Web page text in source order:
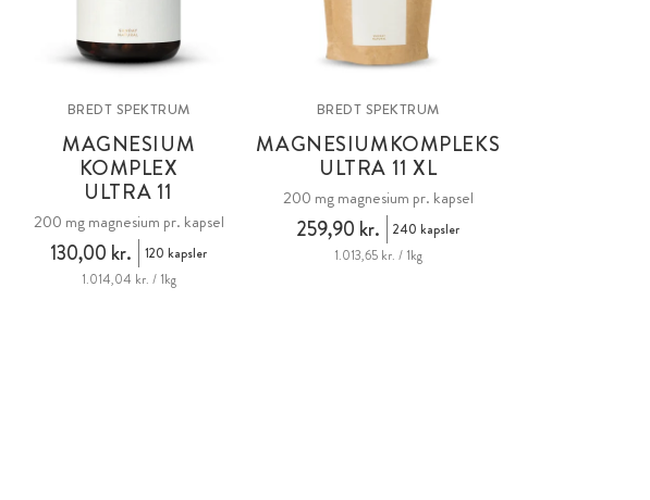
BREDT SPEKTRUM
MAGNESIUM
KOMPLEX
ULTRA 11
200 mg magnesium pr. kapsel
130,00 kr.
120 kapsler
1.014,04 kr. / 1kg
BREDT SPEKTRUM
MAGNESIUMKOMPLEKS
ULTRA 11 XL
200 mg magnesium pr. kapsel
259,90 kr.
240 kapsler
1.013,65 kr. / 1kg